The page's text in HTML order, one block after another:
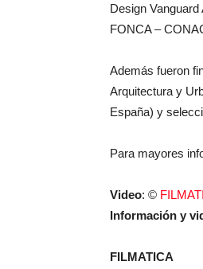
Design
FONCA –
Además fueron
Arquitectura y
España) y
Para mayores
Video: ©
Información y
FILMATICA